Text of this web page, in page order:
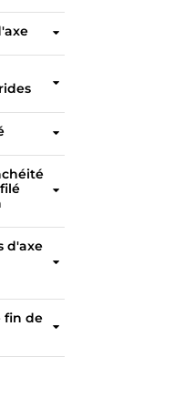
La conception de l'axe haute résistance combine une fonctionnalité anti-éjection pour un précautions d'utilisationet une durée de vie exceptionnelle.
La douille en acétal non corrosive et résistante absorbe la poussée latérale de l'actionneur.
La face du siège en forme de goutte d'eau offre une étanchéité parfaite avec une grande variété de brides industrielles.
Le processus de moulage étroitement contrôlé permet d'obtenir des dimensions précises et reproductibles, ce qui se traduit par une diminution constante des couples sur toute la durée de vie de la vanne.
Prolonge la durée de vie de la vanne en réduisant l'usure du siège.
d'axe
Réduisent le couple de fonctionnement et augmentent la fiabilité dans les applications à fréquence élevée de cycles.
fin de
La vanne à oreilles permet d'assurer l'étanchéité à pleine pression nominale, même lorsque la bride en aval est retirée.